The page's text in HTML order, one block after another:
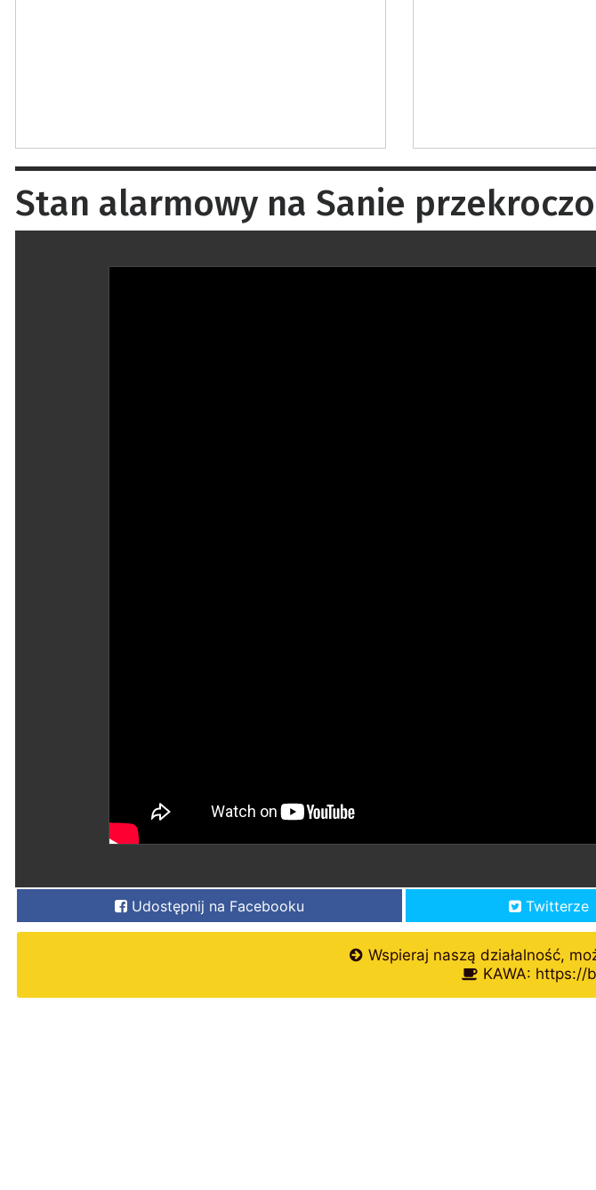
Stan alarmowy na Sanie
Udostępnij na Facebooku Twitterze
Wspieraj naszą działalność,
KAWA: https://